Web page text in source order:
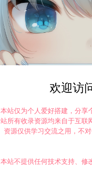
欢迎访
本站仅为个人爱好搭建，分享
站所有收录资源均来自于互联
资源仅供学习交流之用，不
本站不提供任何技术支持、修